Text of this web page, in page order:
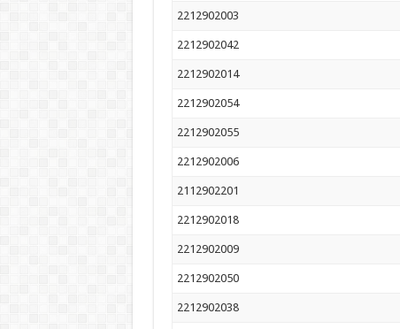
2212902003
2212902042
2212902014
2212902054
2212902055
2212902006
2112902201
2212902018
2212902009
2212902050
2212902038